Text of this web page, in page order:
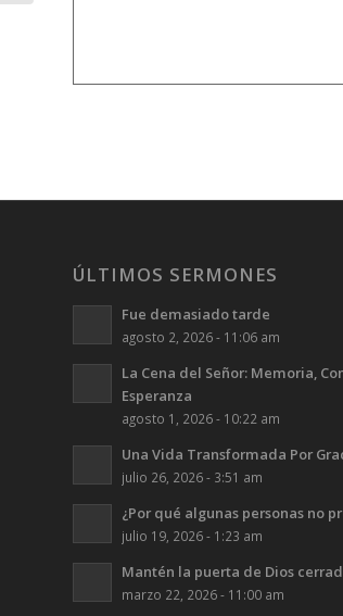
ÚLTIMOS SERMONES
Fue demasiado tarde
agosto 2, 2026 - 11:06 am
La Cena del Señor: Memoria,
Esperanza
agosto 1, 2026 - 10:22 am
Una Vida Transformada Por
julio 26, 2026 - 3:51 am
¿Por qué algunas personas no
julio 19, 2026 - 1:23 am
Mantén la puerta de Dios
marzo 22, 2026 - 11:00 am